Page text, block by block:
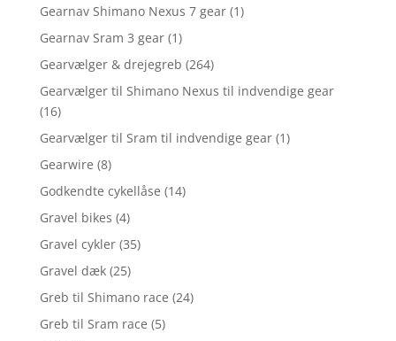
Gearnav Shimano Nexus 7 gear (1)
Gearnav Sram 3 gear (1)
Gearvælger & drejegreb (264)
Gearvælger til Shimano Nexus til indvendige gear
(16)
Gearvælger til Sram til indvendige gear (1)
Gearwire (8)
Godkendte cykellåse (14)
Gravel bikes (4)
Gravel cykler (35)
Gravel dæk (25)
Greb til Shimano race (24)
Greb til Sram race (5)